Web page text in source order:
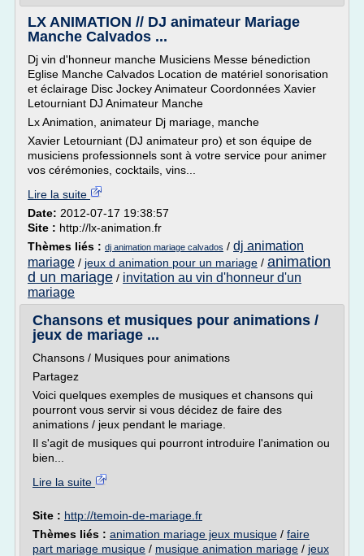
LX ANIMATION // DJ animateur Mariage
Manche Calvados ...
Dj vin d'honneur manche Musiciens Messe bénediction
Eglise Manche Calvados Location de matériel sonorisation
et éclairage Disc Jockey Animateur Coordonnées Xavier
Letourniant DJ Animateur Manche
Lx Animation, animateur Dj mariage, manche
Xavier Letourniant (DJ animateur pro) et son équipe de
musiciens professionnels sont à votre service pour animer
vos cérémonies, cocktails, vins...
Lire la suite
Date: 2012-07-17 19:38:57
Site : http://lx-animation.fr
Thèmes liés : dj animation mariage calvados / dj animation
mariage / jeux d animation pour un mariage / animation
d un mariage / invitation au vin d'honneur d'un
mariage
Chansons et musiques pour animations /
jeux de mariage ...
Chansons / Musiques pour animations
Partagez
Voici quelques exemples de musiques et chansons qui
pourront vous servir si vous décidez de faire des
animations / jeux pendant le mariage.
Il s'agit de musiques qui pourront introduire l'animation ou
bien...
Lire la suite
Site : http://temoin-de-mariage.fr
Thèmes liés : animation mariage jeux musique / faire
part mariage musique / musique animation mariage / jeux